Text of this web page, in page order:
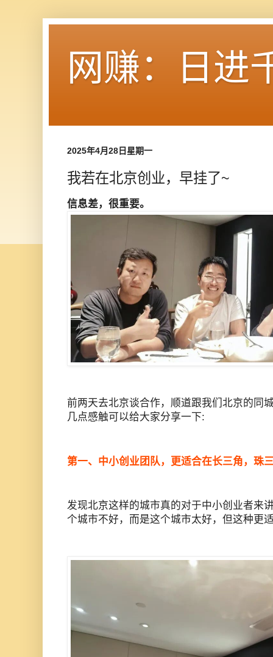
网赚：日进
2025年4月28日星期一
我若在北京创业，早挂了~
信息差，很重要。
前两天去北京谈合作，顺道跟我们北京的同
几点感触可以给大家分享一下:
第一、中小创业团队，更适合在长三角，珠
发现北京这样的城市真的对于中小创业者来
个城市不好，而是这个城市太好，但这种更